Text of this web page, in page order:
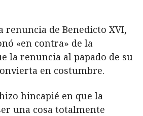
renuncia de Benedicto XVI,
«en contra» de la
la renuncia al papado de su
en costumbre.
hincapié en que la
una cosa totalmente